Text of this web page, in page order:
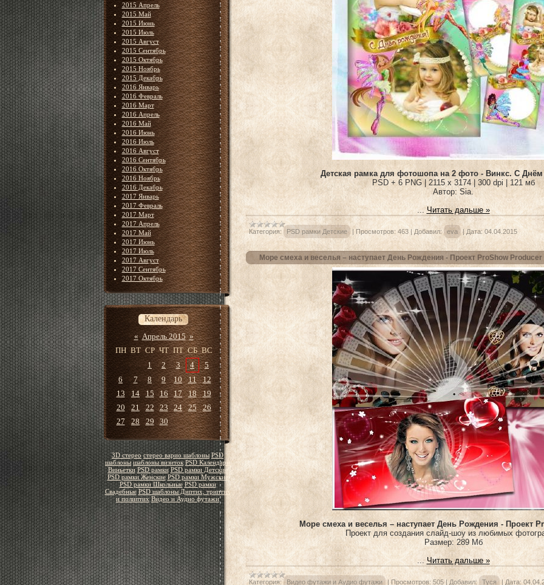
2015 Апрель
2015 Май
2015 Июнь
2015 Июль
2015 Август
2015 Сентябрь
2015 Октябрь
2015 Ноябрь
2015 Декабрь
2016 Январь
2016 Февраль
2016 Март
2016 Апрель
2016 Май
2016 Июнь
2016 Июль
2016 Август
2016 Сентябрь
2016 Октябрь
2016 Ноябрь
2016 Декабрь
2017 Январь
2017 Февраль
2017 Март
2017 Апрель
2017 Май
2017 Июнь
2017 Июль
2017 Август
2017 Сентябрь
2017 Октябрь
Календарь
« Апрель 2015 »
ПН ВТ СР ЧТ ПТ СБ ВС
1
2 3 4
5
6
7 8 9 10 11
12
13
14 15 16 17 18
19
20
21 22 23 24 25
26
27
28 29 30
3D стерео стерео варио шаблоны PSD
шаблоны шаблоны визиток PSD Календари
Виньетки PSD рамки PSD рамки Детские
PSD рамки Женские PSD рамки Мужские
PSD рамки Школьные PSD рамки
Свадебные PSD шаблоны Диптих, триптих
и полиптих Видео и Аудио футажи
Детская рамка для фотошопа на 2 фото - Винкс. С
PSD + 6 PNG | 2115 x 3174 | 300 dpi | 121 мб
Автор: Sia.
... Читать дальше »
Категория: PSD рамки Детские | Просмотров: 463 | Добавил: eva | Дата: 04.04.2015
Море смеха и веселья – наступает День Рождения - Проект ProShow Producer
Море смеха и веселья – наступает День Рождения - Проект
Проект для создания слайд-шоу из любимых
Размер: 289 Мб
... Читать дальше »
Категория: Видео футажи и Аудио футажи | Просмотров: 505 |Добавил: Туся | Дата: